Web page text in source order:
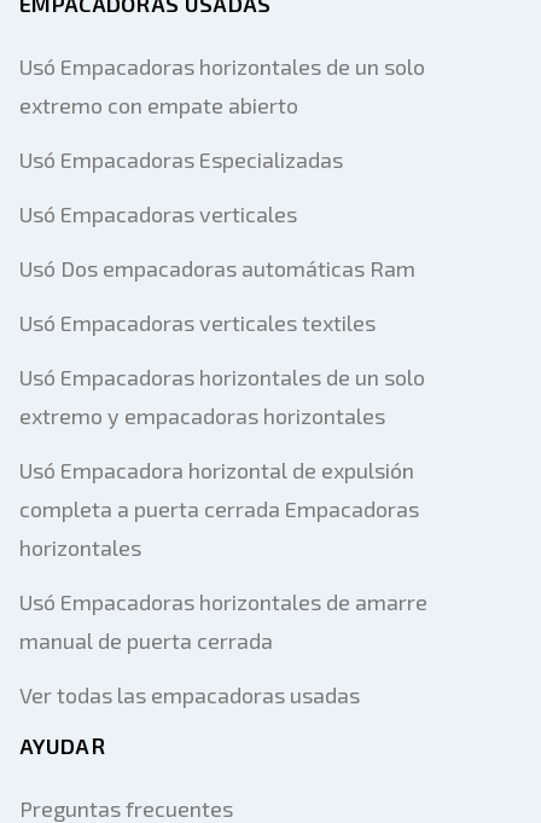
Usó Empacadoras horizontales de un solo
extremo con empate abierto
Usó Empacadoras Especializadas
Usó Empacadoras verticales
Usó Dos empacadoras automáticas Ram
Usó Empacadoras verticales textiles
Usó Empacadoras horizontales de un solo
extremo y empacadoras horizontales
Usó Empacadora horizontal de expulsión
completa a puerta cerrada Empacadoras
horizontales
Usó Empacadoras horizontales de amarre
manual de puerta cerrada
Ver todas las empacadoras usadas
AYUDAR
Preguntas frecuentes